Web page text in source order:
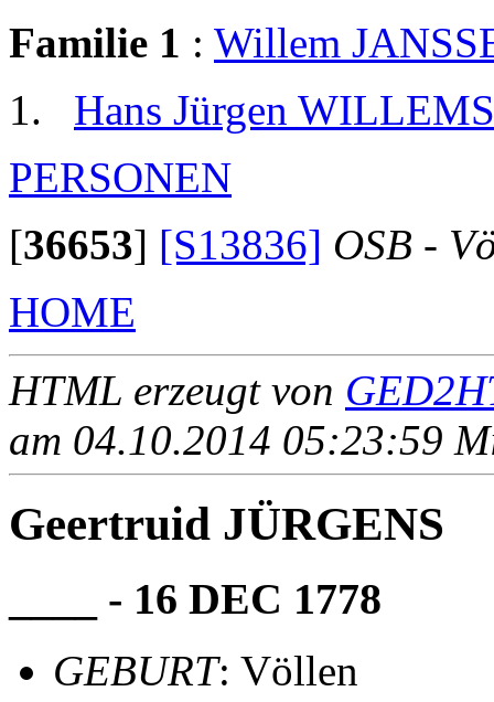
Familie 1 : Willem
Hans Jürgen WILLEMS
PERSONEN
[36653] [S13836] OSB -
HOME
HTML erzeugt von
am 04.10.2014 05:23:59
Geertruid JÜRGENS
____ - 16 DEC 1778
GEBURT: Völlen